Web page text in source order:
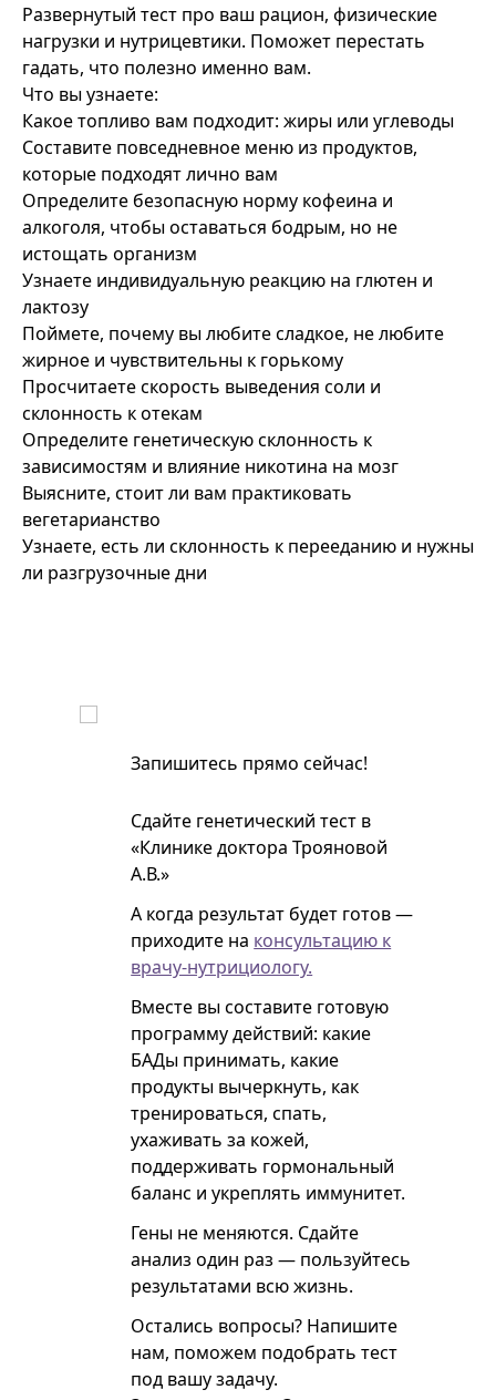
Развернутый тест про ваш рацион, физические
нагрузки и нутрицевтики. Поможет перестать
гадать, что полезно именно вам.
Что вы узнаете:
Какое топливо вам подходит: жиры или углеводы
Составите повседневное меню из продуктов,
которые подходят лично вам
Определите безопасную норму кофеина и
алкоголя, чтобы оставаться бодрым, но не
истощать организм
Узнаете индивидуальную реакцию на глютен и
лактозу
Поймете, почему вы любите сладкое, не любите
жирное и чувствительны к горькому
Просчитаете скорость выведения соли и
склонность к отекам
Определите генетическую склонность к
зависимостям и влияние никотина на мозг
Выясните, стоит ли вам практиковать
вегетарианство
Узнаете, есть ли склонность к перееданию и нужны
ли разгрузочные дни
Запишитесь прямо сейчас!
Сдайте генетический тест в
«Клинике доктора Трояновой
А.В.»
А когда результат будет готов —
приходите на консультацию к
врачу-нутрициологу.
Вместе вы составите готовую
программу действий: какие
БАДы принимать, какие
продукты вычеркнуть, как
тренироваться, спать,
ухаживать за кожей,
поддерживать гормональный
баланс и укреплять иммунитет.
Гены не меняются. Сдайте
анализ один раз — пользуйтесь
результатами всю жизнь.
Остались вопросы? Напишите
нам, поможем подобрать тест
под вашу задачу.